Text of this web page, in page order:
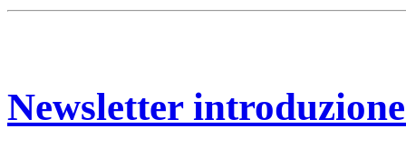
Newsletter